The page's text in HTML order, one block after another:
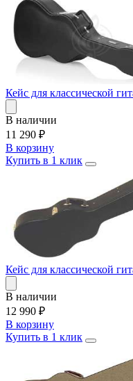
Кейс для классической
В наличии
11 290 ₽
В корзину
Купить в 1 клик
Кейс для классической
В наличии
12 990 ₽
В корзину
Купить в 1 клик